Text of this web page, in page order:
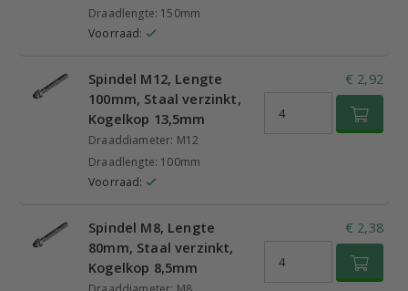
Draadlengte: 150mm
Voorraad:
Spindel M12, Lengte
100mm, Staal verzinkt,
Kogelkop 13,5mm
Draaddiameter: M12
Draadlengte: 100mm
Voorraad:
€ 2,92
Spindel M8, Lengte
80mm, Staal verzinkt,
Kogelkop 8,5mm
€ 2,38